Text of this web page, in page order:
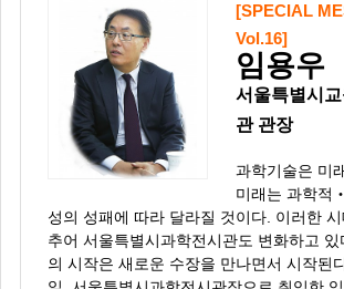
[SPECIAL
Vol.16]
임용우
서울특별시교
관 관장
과학기술은 미
미래는 과학적
성의 성패에 따라 달라질 것이다. 이러한
추어 서울특별시과학전시관도 변화하고
의 시작은 새로운 수장을 만나면서 시작된